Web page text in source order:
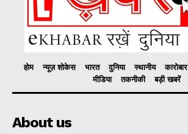
होम न्यूज़ शोकेस भारत दुनिया स्थानीय कारोबार
मीडिया
तकनीकी बड़ी खबरें
About us